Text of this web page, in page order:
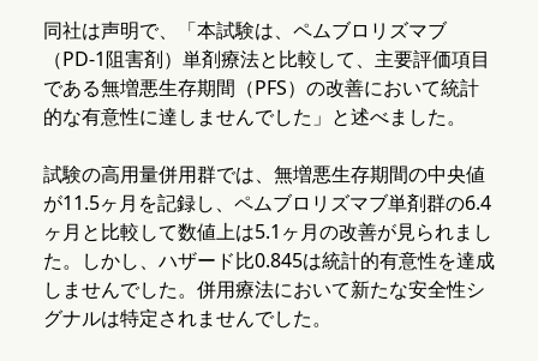
同社は声明で、「本試験は、ペムブロリズマブ
（PD-1阻害剤）単剤療法と比較して、主要評価項目
である無増悪生存期間（PFS）の改善において統計
的な有意性に達しませんでした」と述べました。
試験の高用量併用群では、無増悪生存期間の中央値
が11.5ヶ月を記録し、ペムブロリズマブ単剤群の6.4
ヶ月と比較して数値上は5.1ヶ月の改善が見られまし
た。しかし、ハザード比0.845は統計的有意性を達成
しませんでした。併用療法において新たな安全性シ
グナルは特定されませんでした。